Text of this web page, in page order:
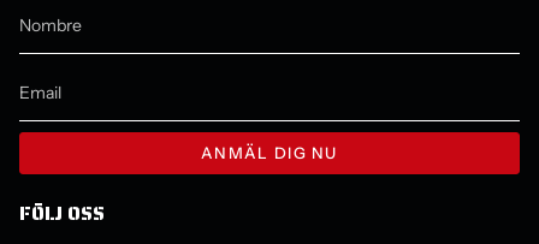
ANMÄL DIG NU
FÖLJ OSS